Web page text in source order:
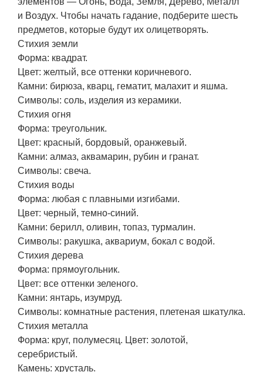
и Воздух. Чтобы начать гадание, подберите шесть
предметов, которые будут их олицетворять.
Стихия земли
Форма: квадрат.
Цвет: желтый, все оттенки коричневого.
Камни: бирюза, кварц, гематит, малахит и яшма.
Символы: соль, изделия из керамики.
Стихия огня
Форма: треугольник.
Цвет: красный, бордовый, оранжевый.
Камни: алмаз, аквамарин, рубин и гранат.
Символы: свеча.
Стихия воды
Форма: любая с плавными изгибами.
Цвет: черный, темно-синий.
Камни: берилл, оливин, топаз, турмалин.
Символы: ракушка, аквариум, бокал с водой.
Стихия дерева
Форма: прямоугольник.
Цвет: все оттенки зеленого.
Камни: янтарь, изумруд.
Символы: комнатные растения, плетеная шкатулка.
Стихия металла
Форма: круг, полумесяц. Цвет: золотой,
серебристый.
Камень: хрусталь.